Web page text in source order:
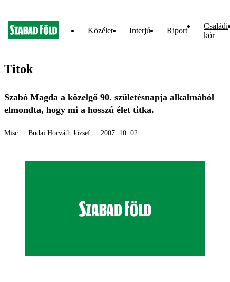
Közélet Interjú Riport
Családi
kör
Titok
Szabó Magda a közelgő 90. születésnapja alkalmából
elmondta, hogy mi a hosszú élet titka.
Misc Budai Horváth József 2007. 10. 02.